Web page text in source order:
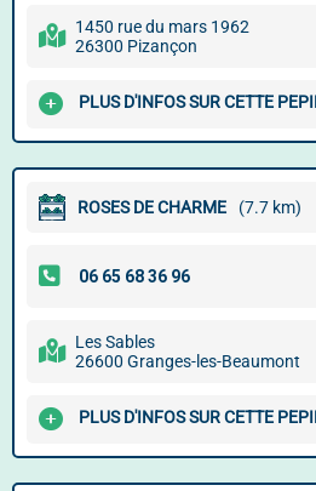
1450 rue du mars 1962
26300 Pizançon
PLUS D'INFOS SUR CETTE
ROSES DE CHARME (7.7 km)
Les Sables
26600 Granges-les-Beaumont
PLUS D'INFOS SUR CETTE